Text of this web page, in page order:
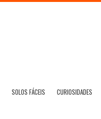
SOLOS FÁCEIS CURIOSIDADES